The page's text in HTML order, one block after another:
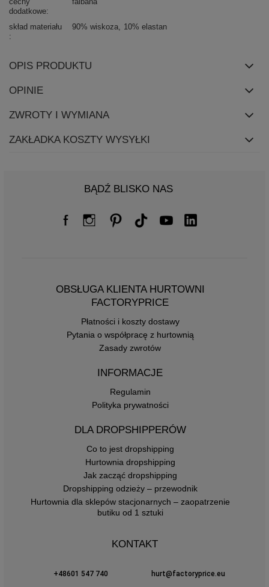
dodatkowe
skład materiału 90% wiskoza 10% elastan
OPIS PRODUKTU
OPINIE
ZWROTY I WYMIANA
ZAKŁADKA KOSZTY WYSYŁKI
BĄDŹ BLISKO NAS
OBSŁUGA KLIENTA HURTOWNI
FACTORYPRICE
Płatności i koszty dostawy
Pytania o współpracę z hurtownią
Zasady zwrotów
INFORMACJE
Regulamin
Polityka prywatności
DLA DROPSHIPPERÓW
Co to jest dropshipping
Hurtownia dropshipping
Jak zacząć dropshipping
Dropshipping odzieży – przewodnik
Hurtownia dla sklepów stacjonarnych – zaopatrzenie
butiku od 1 sztuki
KONTAKT
+48601 547 740
hurt@factoryprice.eu